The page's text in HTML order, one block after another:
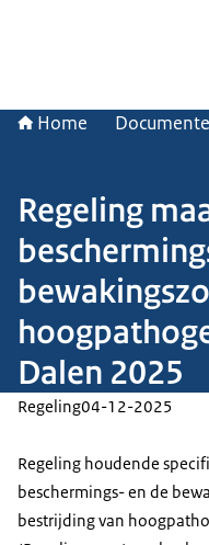
Home
Regeling
Dalen 2025
Regeling04-12-2025
Regeling houdende
beschermings- en de
bestrijding van